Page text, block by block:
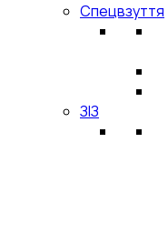
Спецвзуття
ЗІЗ